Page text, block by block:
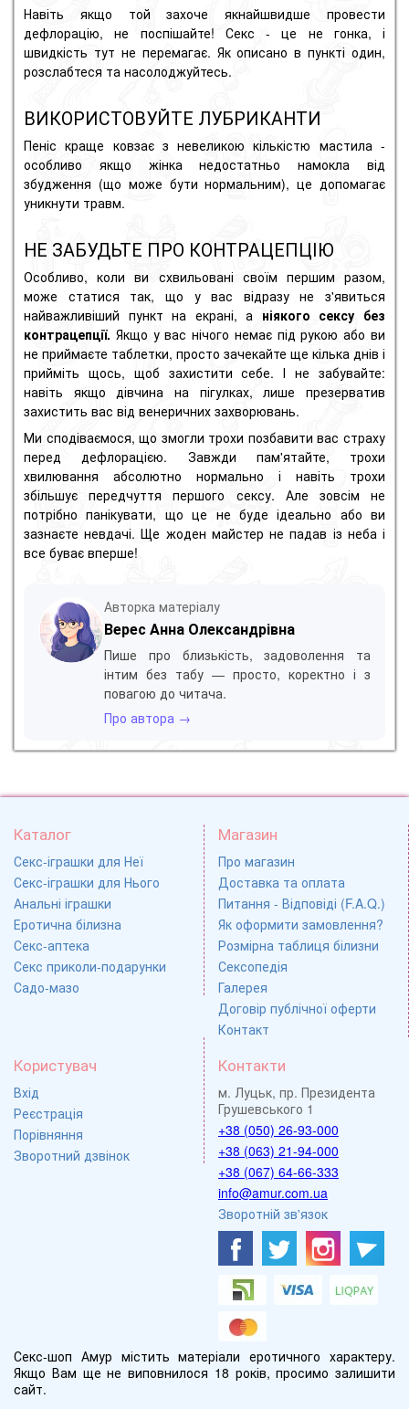
Навіть якщо той захоче якнайшвидше провести
дефлорацію, не поспішайте! Секс - це не гонка, і
швидкість тут не перемагає. Як описано в пункті один,
розслабтеся та насолоджуйтесь.
ВИКОРИСТОВУЙТЕ ЛУБРИКАНТИ
Пеніс краще ковзає з невеликою кількістю мастила -
особливо якщо жінка недостатньо намокла від
збудження (що може бути нормальним), це допомагає
уникнути травм.
НЕ ЗАБУДЬТЕ ПРО КОНТРАЦЕПЦІЮ
Особливо, коли ви схвильовані своїм першим разом,
може статися так, що у вас відразу не з'явиться
найважливіший пункт на екрані, а ніякого сексу без
контрацепції. Якщо у вас нічого немає під рукою або ви
не приймаєте таблетки, просто зачекайте ще кілька днів і
прийміть щось, щоб захистити себе. І не забувайте:
навіть якщо дівчина на пігулках, лише презерватив
захистить вас від венеричних захворювань.
Ми сподіваємося, що змогли трохи позбавити вас страху
перед дефлорацією. Завжди пам'ятайте, трохи
хвилювання абсолютно нормально і навіть трохи
збільшує передчуття першого сексу. Але зовсім не
потрібно панікувати, що це не буде ідеально або ви
зазнаєте невдачі. Ще жоден майстер не падав із неба і
все буває вперше!
Авторка матеріалу
Верес Анна Олександрівна
Пише про близькість, задоволення та
інтим без табу — просто, коректно і з
повагою до читача.
Про автора →
Каталог
Секс-іграшки для Неї
Секс-іграшки для Нього
Анальні іграшки
Еротична білизна
Секс-аптека
Секс приколи-подарунки
Садо-мазо
Магазин
Про магазин
Доставка та оплата
Питання - Відповіді (F.A.Q.)
Як оформити замовлення?
Розмірна таблиця білизни
Сексопедія
Галерея
Договір публічної оферти
Контакт
Користувач
Вхід
Реєстрація
Порівняння
Зворотний дзвінок
Контакти
м. Луцьк, пр. Президента
Грушевського 1
+38 (050) 26-93-000
+38 (063) 21-94-000
+38 (067) 64-66-333
info@amur.com.ua
Зворотній зв'язок
Секс-шоп Амур містить матеріали еротичного характеру.
Якщо Вам ще не виповнилося 18 років, просимо залишити
сайт.